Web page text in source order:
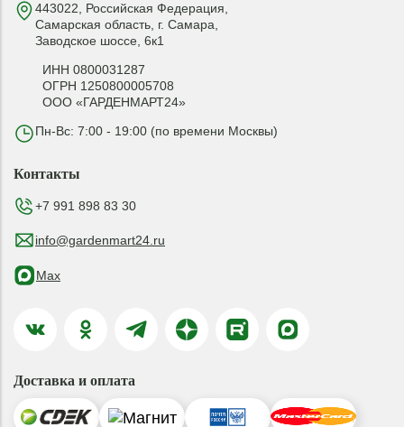
443022, Российская Федерация,
Самарская область, г. Самара,
Заводское шоссе, 6к1
ИНН 0800031287
ОГРН 1250800005708
ООО «ГАРДЕНМАРТ24»
Пн-Вс: 7:00 - 19:00 (по времени Москвы)
Контакты
+7 991 898 83 30
info@gardenmart24.ru
Max
Доставка и оплата